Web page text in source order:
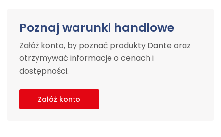
Poznaj warunki handlowe
Załóż konto, by poznać produkty Dante oraz
otrzymywać informacje o cenach i
dostępności.
Załóż konto